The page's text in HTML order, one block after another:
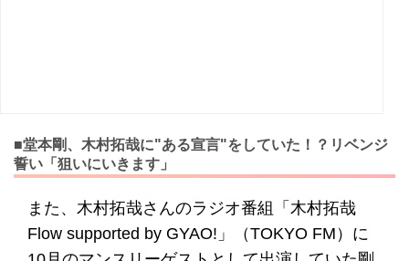
■堂本剛、木村拓哉に"ある宣言"をしていた！？リベンジ
誓い「狙いにいきます」
また、木村拓哉さんのラジオ番組「木村拓哉
Flow supported by GYAO!」（TOKYO FM）に